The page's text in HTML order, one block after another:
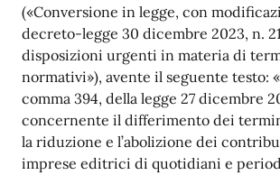
(«Conversione in legge, con
decreto-legge 30 dicembre 2023, n.
disposizioni urgenti in materia di
normativi»), avente il seguente testo:
comma 394, della legge 27 dicembre
concernente il differimento dei
la riduzione e l’abolizione dei
imprese editrici di quotidiani e